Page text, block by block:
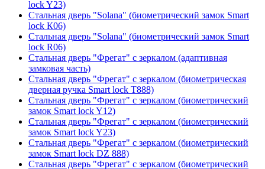
lock Y23)
Стальная дверь "Solana" (биометрический замок Smart
lock К06)
Стальная дверь "Solana" (биометрический замок Smart
lock R06)
Стальная дверь "Фрегат" с зеркалом (адаптивная
замковая часть)
Стальная дверь "Фрегат" с зеркалом (биометрическая
дверная ручка Smart lock T888)
Стальная дверь "Фрегат" с зеркалом (биометрический
замок Smart lock Y12)
Стальная дверь "Фрегат" с зеркалом (биометрический
замок Smart lock Y23)
Стальная дверь "Фрегат" с зеркалом (биометрический
замок Smart lock DZ 888)
Стальная дверь "Фрегат" с зеркалом (биометрический